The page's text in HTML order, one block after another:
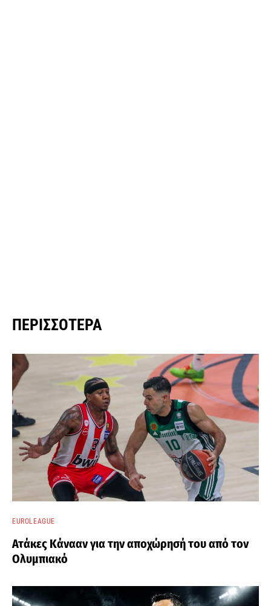
ΠΕΡΙΣΣΌΤΕΡΑ
EUROLEAGUE
Ατάκες Κάνααν για την αποχώρησή του από τον
Ολυμπιακό